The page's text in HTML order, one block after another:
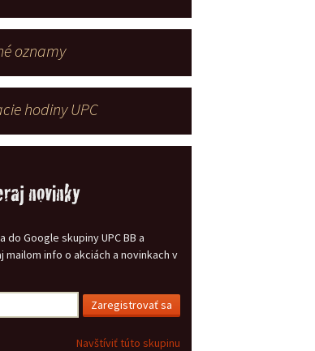
oznamy
hodiny UPC
novinky
do Google skupiny UPC BB a
mailom info o akciách a novinkach v
Navštíviť túto skupinu